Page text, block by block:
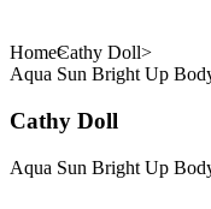
HomeCathy Doll
Aqua Sun Bright Up
Cathy Doll
Aqua Sun Bright Up